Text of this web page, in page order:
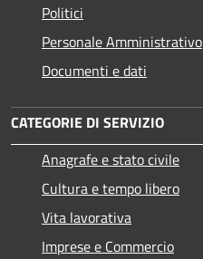
Politici
Personale Amministrativo
Documenti e dati
CATEGORIE DI SERVIZIO
Anagrafe e stato civile
Cultura e tempo libero
Vita lavorativa
Imprese e Commercio